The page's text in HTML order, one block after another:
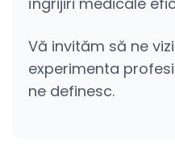
Vă invităm să ne
experimenta
ne definesc.